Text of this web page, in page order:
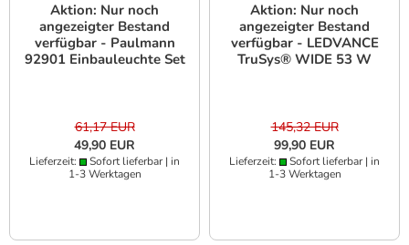
Aktion: Nur noch
angezeigter Bestand
verfügbar - Paulmann
92901 Einbauleuchte Set
61,17 EUR
49,90 EUR
Lieferzeit:
Sofort lieferbar | in
1-3 Werktagen
Aktion: Nur noch
angezeigter Bestand
verfügbar - LEDVANCE
TruSys® WIDE 53 W
145,32 EUR
99,90 EUR
Lieferzeit:
Sofort lieferbar | in
1-3 Werktagen